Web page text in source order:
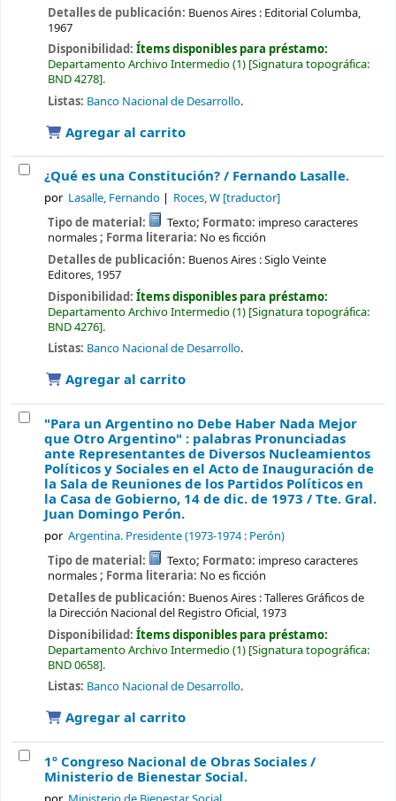
Detalles de publicación: Buenos Aires : Editorial Columba,
1967
Disponibilidad: Ítems disponibles para préstamo:
Departamento Archivo Intermedio(1) Signatura topográfica:
BND 4278 .
Listas: Banco Nacional de Desarrollo.
Agregar al carrito
¿Qué es una Constitución? / Fernando Lasalle.
por Lasalle, Fernando Roces, W [traductor]
Tipo de material: Texto; Formato: impreso caracteres
normales; Forma literaria: No es ficción
Detalles de publicación: Buenos Aires :Siglo Veinte
Editores, 1957
Disponibilidad: Ítems disponibles para préstamo:
Departamento Archivo Intermedio(1) Signatura topográfica:
BND 4276 .
Listas: Banco Nacional de Desarrollo.
Agregar al carrito
"Para un Argentino no Debe Haber Nada Mejor
que Otro Argentino" : palabras Pronunciadas
ante Representantes de Diversos Nucleamientos
Políticos y Sociales en el Acto de Inauguración de
la Sala de Reuniones de los Partidos Políticos en
la Casa de Gobierno, 14 de dic. de 1973 /Tte. Gral.
Juan Domingo Perón.
por Argentina. Presidente (1973-1974 : Perón)
Tipo de material: Texto; Formato: impreso caracteres
normales; Forma literaria: No es ficción
Detalles de publicación: Buenos Aires :Talleres Gráficos de
la Dirección Nacional del Registro Oficial, 1973
Disponibilidad: Ítems disponibles para préstamo:
Departamento Archivo Intermedio(1) Signatura topográfica:
BND 0658 .
Listas: Banco Nacional de Desarrollo.
Agregar al carrito
1º Congreso Nacional de Obras Sociales /
Ministerio de Bienestar Social.